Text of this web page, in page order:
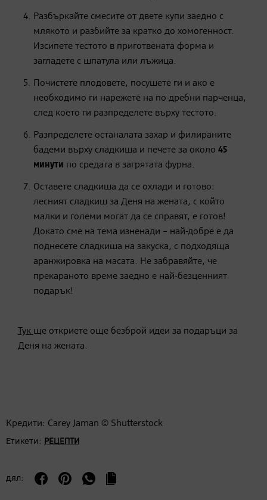
Разбъркайте смесите от двете купи заедно с
млякото и разбийте за кратко до хомогенност.
Изсипете тестото в приготвената форма и
загладете с шпатула или лъжица.
Почистете плодовете, посушете ги и ако е
необходимо ги нарежете на по-дребни парченца,
след което ги разпределете върху тестото.
Разпределете останалата захар и филираните
бадеми върху сладкиша и печете за около 45
минути по средата в загрятата фурна.
Оставете сладкиша да се охлади и готово:
лесният сладкиш за Деня на жената, с който
малки и големи могат да се справят, е готов!
Докато сме на тема изненади – най-добре е да
поднесете сладкиша на закуска, с подходяща
аранжировка на масата. Не забравяйте, че
прекараното време заедно е най-безценният
подарък!
Тук ще откриете още безброй идеи за подаръци за
Деня на жената.
Кредити: Carey Jaman © Shutterstock
Етикети: РЕЦЕПТИ
дял: